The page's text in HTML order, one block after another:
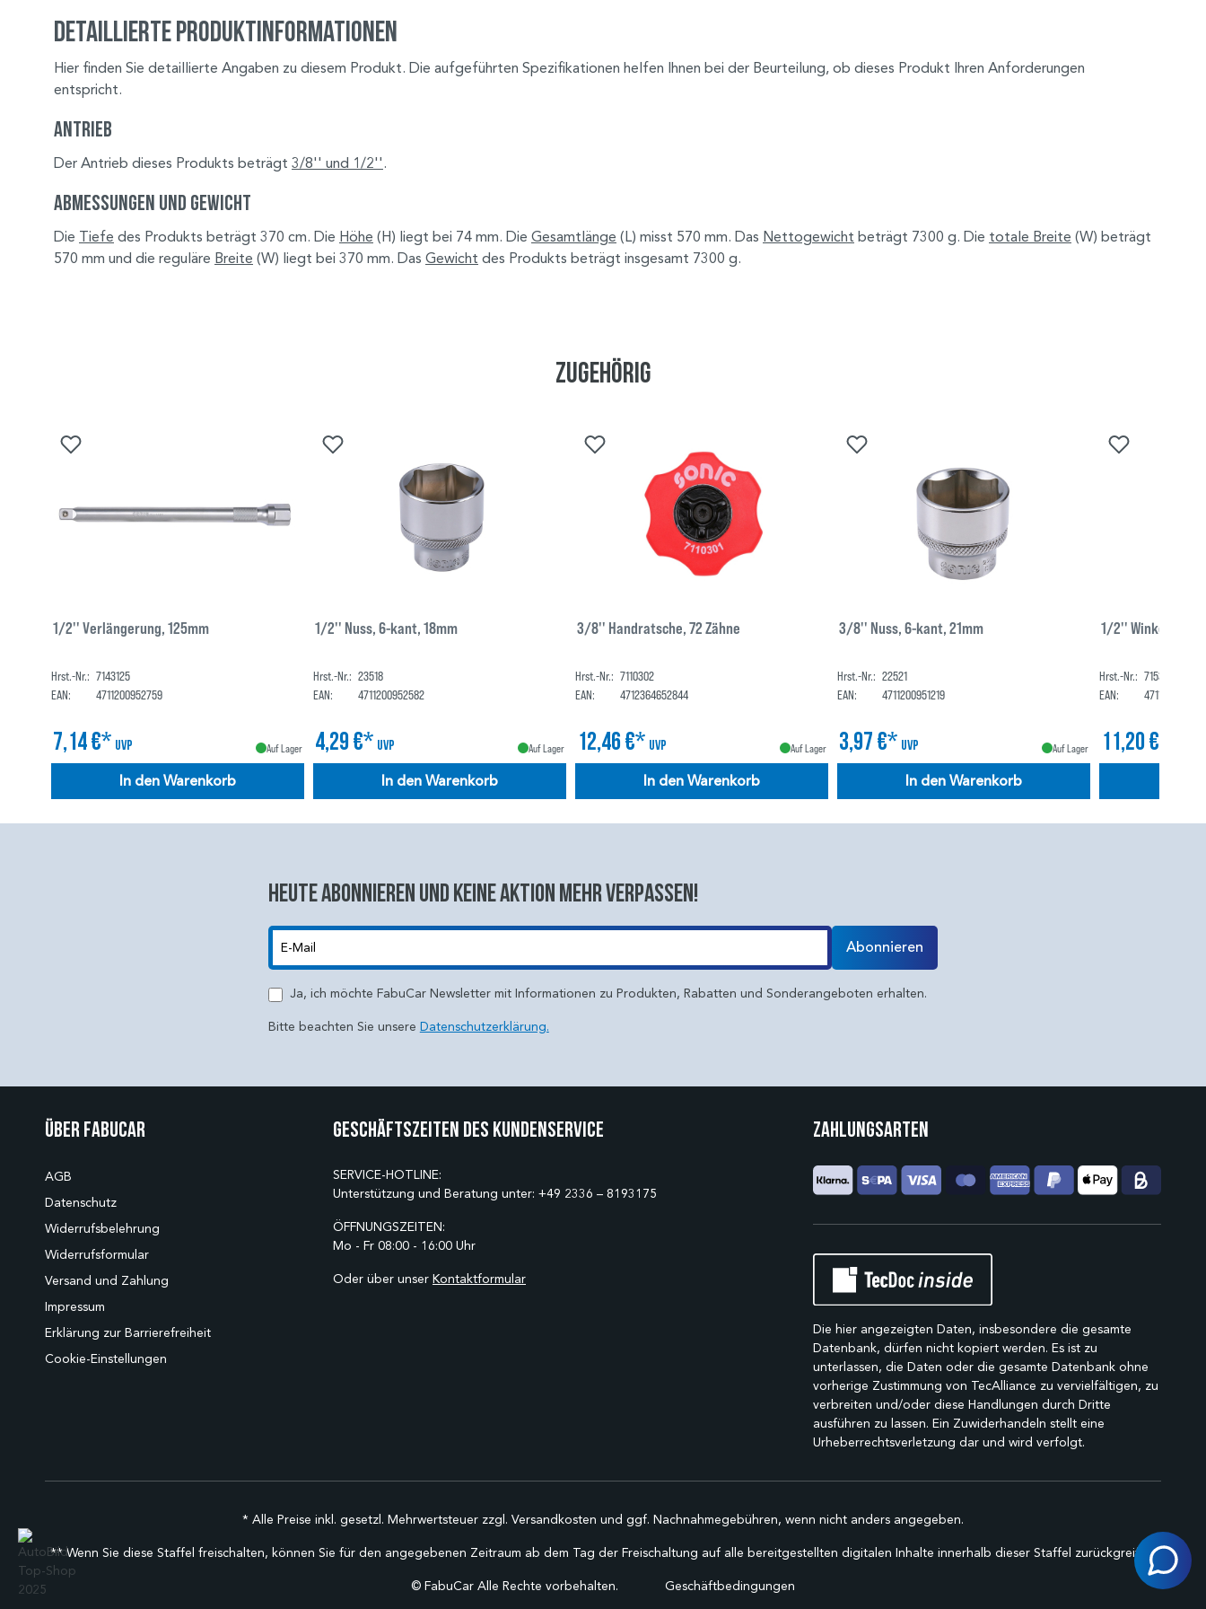
Detaillierte Produktinformationen
Hier finden Sie detaillierte Angaben zu diesem Produkt. Die aufgeführten Spezifikationen helfen Ihnen bei der Beurteilung, ob dieses Produkt Ihren Anforderungen
entspricht.
Antrieb
Der Antrieb dieses Produkts beträgt 3/8'' und 1/2'' .
Abmessungen und Gewicht
Die Tiefe des Produkts beträgt 370 cm. Die Höhe (H) liegt bei 74 mm. Die Gesamtlänge (L) misst 570 mm. Das Nettogewicht beträgt 7300 g. Die totale Breite (W) beträgt
570 mm und die reguläre Breite (W) liegt bei 370 mm. Das Gewicht des Produkts beträgt insgesamt 7300 g.
Zugehörig
1/2'' Verlängerung, 125mm
Hrst.-Nr.: 7143125
EAN:
4711200952759
7,14 €* UVP Auf Lager
In den Warenkorb
1/2'' Nuss, 6-kant, 18mm
Hrst.-Nr.: 23518
EAN:
4711200952582
4,29 €* UVP Auf Lager
In den Warenkorb
3/8'' Handratsche, 72 Zähne
Hrst.-Nr.: 7110302
EAN:
4712364652844
12,46 €* UVP Auf Lager
In den Warenkorb
3/8'' Nuss, 6-kant, 21mm
Hrst.-Nr.: 22521
EAN:
4711200951219
3,97 €* UVP Auf Lager
In den Warenkorb
1/2'' Winkelstück
Hrst.-Nr.: 71531
EAN:
11,20 €*
Heute abonnieren und keine aktion mehr verpassen!
Abonnieren
Ja, ich möchte FabuCar Newsletter mit Informationen zu Produkten, Rabatten und Sonderangeboten erhalten.
Bitte beachten Sie unsere Datenschutzerklärung.
Über Fabucar
AGB
Datenschutz
Widerrufsbelehrung
Widerrufsformular
Versand und Zahlung
Impressum
Erklärung zur Barrierefreiheit
Cookie-Einstellungen
Geschäftszeiten des Kundenservice
SERVICE-HOTLINE:
Unterstützung und Beratung unter: +49 2336 – 8193175
ÖFFNUNGSZEITEN:
Mo - Fr 08:00 - 16:00 Uhr
Oder über unser Kontaktformular
Zahlungsarten
Die hier angezeigten Daten, insbesondere die gesamte
Datenbank, dürfen nicht kopiert werden. Es ist zu
unterlassen, die Daten oder die gesamte Datenbank ohne
vorherige Zustimmung von TecAlliance zu vervielfältigen, zu
verbreiten und/oder diese Handlungen durch Dritte
ausführen zu lassen. Ein Zuwiderhandeln stellt eine
Urheberrechtsverletzung dar und wird verfolgt.
* Alle Preise inkl. gesetzl. Mehrwertsteuer zzgl. Versandkosten und ggf. Nachnahmegebühren, wenn nicht anders angegeben.
** Wenn Sie diese Staffel freischalten, können Sie für den angegebenen Zeitraum ab dem Tag der Freischaltung auf alle bereitgestellten digitalen Inhalte innerhalb dieser Staffel zurückgreifen.
© FabuCar Alle Rechte vorbehalten. Geschäftbedingungen